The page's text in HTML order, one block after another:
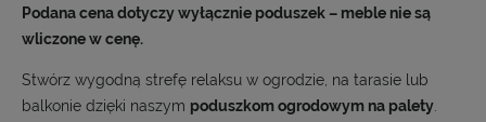
Podana cena dotyczy wyłącznie poduszek – meble nie są
wliczone w cenę.
Stwórz wygodną strefę relaksu w ogrodzie, na tarasie lub
balkonie dzięki naszym poduszkom ogrodowym na palety.